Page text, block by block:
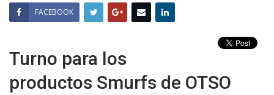
FACEBOOK
Turno para los
productos Smurfs de OTSO